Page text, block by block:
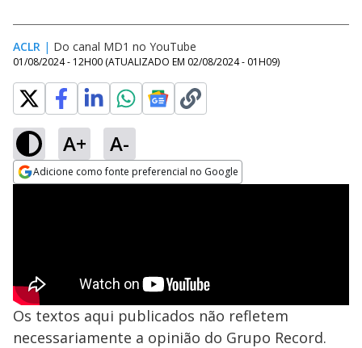
ACLR | Do canal MD1 no YouTube
01/08/2024 - 12H00 (ATUALIZADO EM 02/08/2024 - 01H09)
A+ A-
Adicione como fonte preferencial no Google
Os textos aqui publicados não refletem
necessariamente a opinião do Grupo Record.